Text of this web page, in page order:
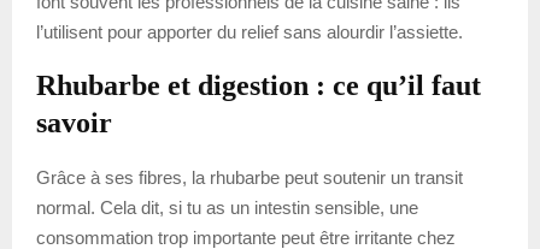
l’utilisent pour apporter du relief sans alourdir l’assiette.
Rhubarbe et digestion : ce qu’il faut
savoir
Grâce à ses fibres, la rhubarbe peut soutenir un transit
normal. Cela dit, si tu as un intestin sensible, une
consommation trop importante peut être irritante chez